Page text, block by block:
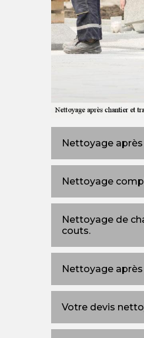
Nettoyage
Nettoyage
Nettoyage de
couts.
Nettoyage
Votre devis